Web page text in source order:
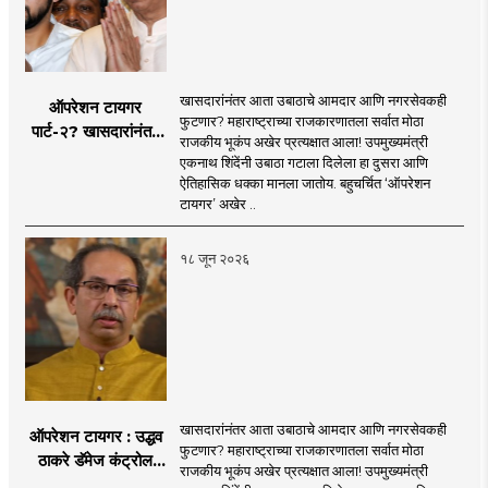
nation and the national interest...
abundance in the Internet-enabled
information explosion. However, there is a
need for complementary knowledge to
determine a modern role and approach
that is compatible with culture,
motionlessness and tradition.
through social media and advanced avatar
content. We are coming before you. Role in
the new era, 'smart' journalism with a view,
'smart' multimedia for the new era, and
journalism for a 'smart' Maharashtra will
be the side of the game.
ऑपरेशन टायगर
पार्ट-२? खासदारांनंतर
खासदारांनंतर आता उबाठाचे आमदार आणि नगरसेवकही
फुटणार? महाराष्ट्राच्या राजकारणातला सर्वात मोठा
राजकीय भूकंप अखेर प्रत्यक्षात आला! उपमुख्यमंत्री
एकनाथ शिंदेंनी उबाठा गटाला दिलेला हा दुसरा आणि
ऐतिहासिक धक्का मानला जातोय. बहुचर्चित ‘ऑपरेशन
टायगर’ अखेर ..
१८ जून २०२६
ऑपरेशन टायगर : उद्धव
ठाकरे डॅमेज कंट्रोल
खासदारांनंतर आता उबाठाचे आमदार आणि नगरसेवकही
फुटणार? महाराष्ट्राच्या राजकारणातला सर्वात मोठा
राजकीय भूकंप अखेर प्रत्यक्षात आला! उपमुख्यमंत्री